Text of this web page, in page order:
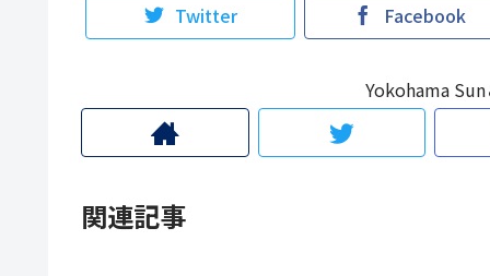
Twitter
Facebook
Yokohama
関連記事